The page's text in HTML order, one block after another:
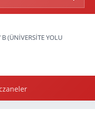
(ÜNİVERSİTE YOLU